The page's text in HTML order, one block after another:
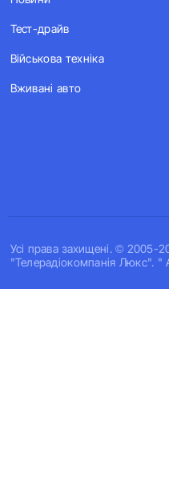
Усi права захищенi. © 2005-
"Телерадіокомпанія Люкс". "
Тест-драйв
Військова техніка
Вживані авто